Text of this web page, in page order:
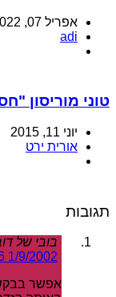
אפריל 07, 2022
adi
טוני מוריסון
יוני 11, 2015
אורית ירט
תגובות
בובי של
1/9/2002 15:46